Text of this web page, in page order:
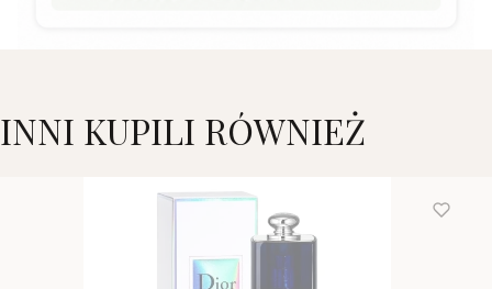
INNI KUPILI RÓWNIEŻ